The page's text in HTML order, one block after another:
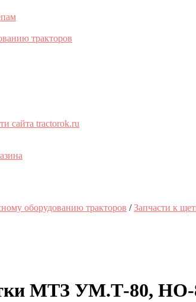
тракторов
сайта tractorok.ru
оборудованию тракторов /Запчасти к
МТЗ УМ.Т-80, НО-